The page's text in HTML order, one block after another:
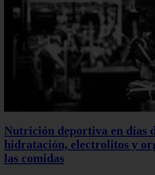
Nutrición deportiva en días
hidratación, electrolitos y
las comidas